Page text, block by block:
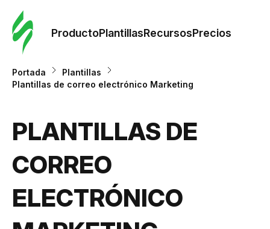
ProductoPlantillasRecursosPrecios
Portada
Plantillas
Plantillas de correo electrónico Marketing
PLANTILLAS DE
CORREO
ELECTRÓNICO